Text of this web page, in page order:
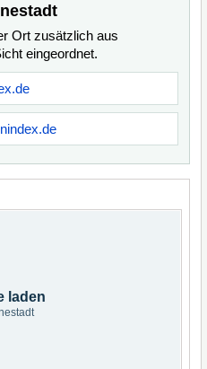
Ort zusätzlich aus
eingeordnet.
laden